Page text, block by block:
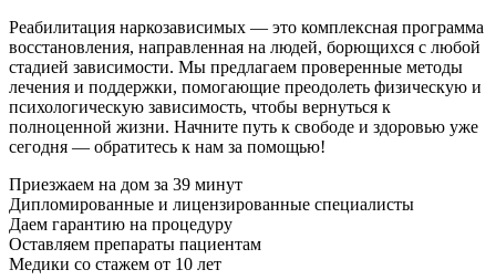
Реабилитация наркозависимых — это комплексная программа
восстановления, направленная на людей, борющихся с любой
стадией зависимости. Мы предлагаем проверенные методы
лечения и поддержки, помогающие преодолеть физическую и
психологическую зависимость, чтобы вернуться к
полноценной жизни. Начните путь к свободе и здоровью уже
сегодня — обратитесь к нам за помощью!
Приезжаем на дом за 39 минут
Дипломированные и лицензированные специалисты
Даем гарантию на процедуру
Оставляем препараты пациентам
Медики со стажем от 10 лет